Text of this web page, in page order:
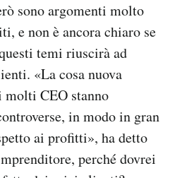
sono argomenti molto
e non è ancora chiaro se
temi riuscirà ad
«La cosa nuova
molti CEO stanno
in modo in gran
ai profitti», ha detto
perché dovrei